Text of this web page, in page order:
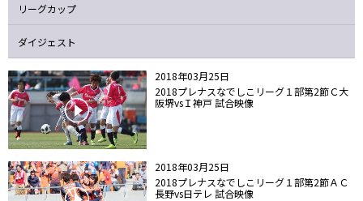
リーグカップ
ダイジェスト
2018年03月25日
2018プレナスなでしこリーグ１部第2節Ｃ大
阪堺vsＩ神戸 試合映像
2018年03月25日
2018プレナスなでしこリーグ１部第2節ＡＣ
長野vs日テレ 試合映像